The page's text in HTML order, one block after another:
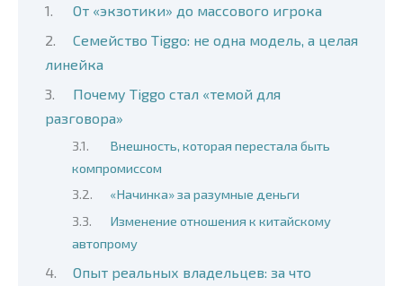
От «экзотики» до массового игрока
Семейство Tiggo: не одна модель, а целая
линейка
Почему Tiggo стал «темой для
разговора»
Внешность, которая перестала быть
компромиссом
«Начинка» за разумные деньги
Изменение отношения к китайскому
автопрому
Опыт реальных владельцев: за что